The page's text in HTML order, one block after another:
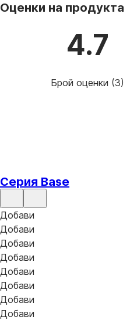
Оценки на продукта
4.7
Брой оценки (3)
Серия Base
Добави
Добави
Добави
Добави
Добави
Добави
Добави
Добави